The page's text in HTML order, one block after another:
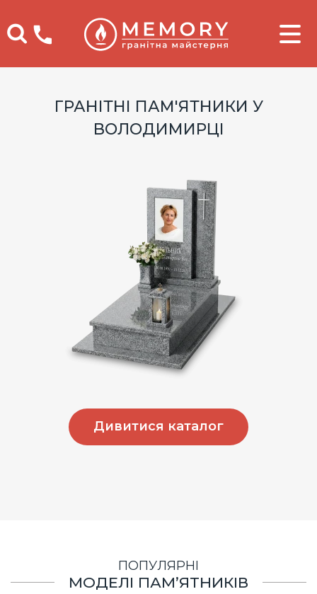
Телефоны
ГРАНІТНІ ПАМ'ЯТНИКИ У
ВОЛОДИМИРЦІ
Дивитися каталог
ПОПУЛЯРНІ
МОДЕЛІ ПАМ’ЯТНИКІВ